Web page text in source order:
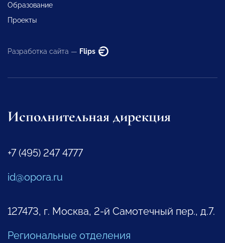
Образование
Проекты
Разработка сайта — Flips
Исполнительная дирекция
+7 (495) 247 4777
id@opora.ru
127473, г. Москва, 2-й Самотечный пер., д.7.
Региональные отделения